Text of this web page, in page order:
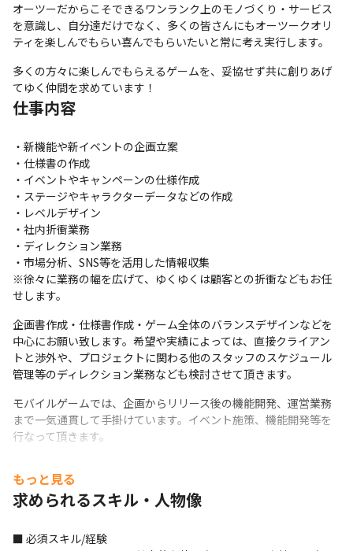
オーツーだからこそできるワンランク上のモノづくり・サービス
を意識し、自分達だけでなく、多くの皆さんにもオーツークオリ
ティを楽しんでもらい喜んでもらいたいと常に考え実行します。
多くの方々に楽しんでもらえるゲームを、妥協せず共に創りあげ
てゆく仲間を求めています！
仕事内容
・新機能や新イベントの企画立案
・仕様書の作成
・イベントやキャンペーンの仕様作成
・ステージやキャラクターデータなどの作成
・レベルデザイン
・社内折衝業務
・ディレクション業務
・市場分析、SNS等を活用した情報収集
※徐々に業務の幅を広げて、ゆくゆくは顧客との折衝などもお任
せします。
企画書作成・仕様書作成・ゲーム全体のバランスデザインなどを
中心にお願い致します。希望や実績によっては、直接クライアン
トと渉外や、プロジェクトに関わる他のスタッフのスケジュール
管理等のディレクション業務なども検討させて頂きます。
モバイルゲームでは、企画からリリース後の機能開発、運営業務
まで一気通貫して手掛けています。イベント施策、機能開発等を
行なって頂きます。
ていただきますが、ご自身の希望と実績でモバイルからコンシュ
ーマのようにもう一方の部署へ挑戦することも可能です。
ており、これは売れる！と思った企画を会社に提案し、採用され
れば実際に開発を行うこともできます。
もっと見る
求められるスキル・人物像
■ 必須スキル/経験